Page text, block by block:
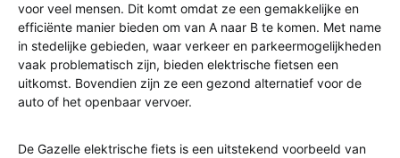
voor veel mensen. Dit komt omdat ze een gemakkelijke en
efficiënte manier bieden om van A naar B te komen. Met name
in stedelijke gebieden, waar verkeer en parkeermogelijkheden
vaak problematisch zijn, bieden elektrische fietsen een
uitkomst. Bovendien zijn ze een gezond alternatief voor de
auto of het openbaar vervoer.
De Gazelle elektrische fiets is een uitstekend voorbeeld van